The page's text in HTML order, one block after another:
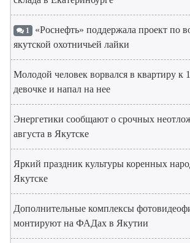
1 «Роснефть» поддержала проект по
якутской охотничьей лайки
Молодой человек ворвался в квартиру к
девочке и напал на нее
Энергетики сообщают о срочных
августа в Якутске
Яркий праздник культуры коренных
Якутске
Дополнительные комплексы
монтируют на ФАДах в Якутии